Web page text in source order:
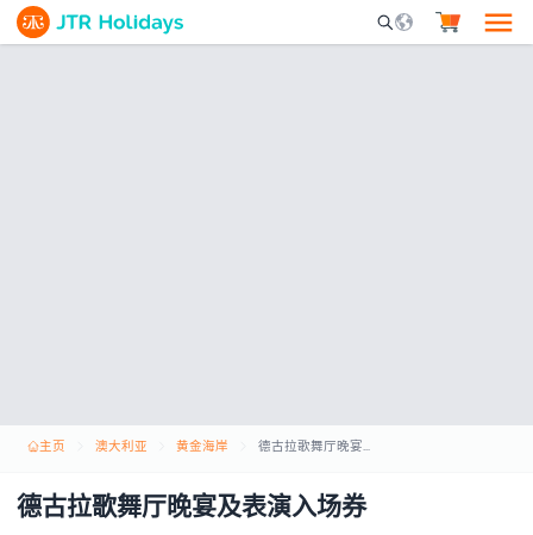
Mobile Search
主页 澳大利亚 黄金海岸 德古拉歌舞厅晚宴及表演入场券
德古拉歌舞厅晚宴及表演入场券